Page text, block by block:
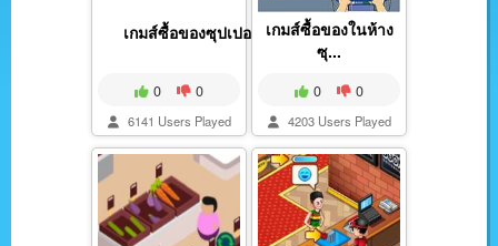
เกมส์ซื้อของซุปเปอร์...
0 0
6141 Users Played
เกมส์ซื้อของในห้าง
ซุ...
0 0
4203 Users Played